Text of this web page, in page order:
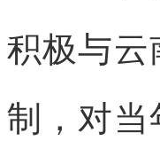
积极与云
制，对当